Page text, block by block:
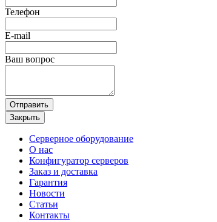
Телефон
E-mail
Ваш вопрос
Отправить
Закрыть
Серверное оборудование
О нас
Конфигуратор серверов
Заказ и доставка
Гарантия
Новости
Статьи
Контакты